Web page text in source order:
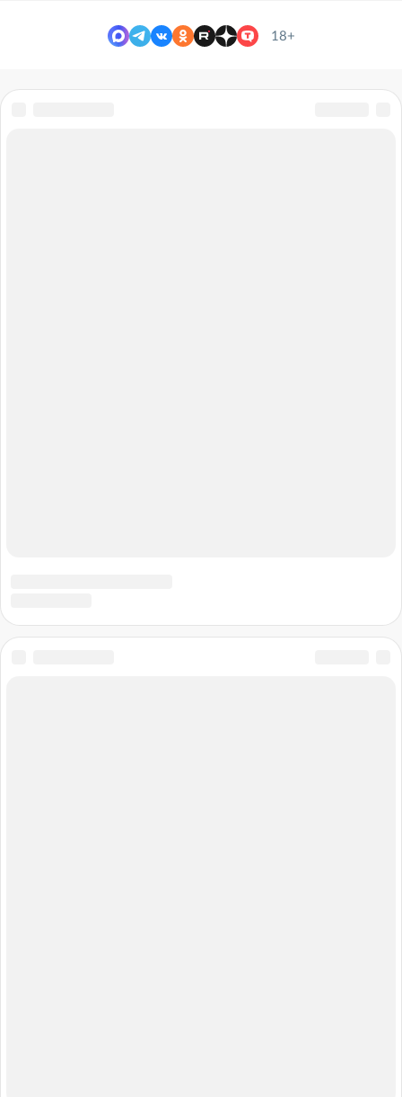
18+